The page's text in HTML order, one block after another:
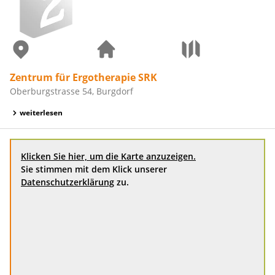
Zentrum für Ergotherapie SRK
Oberburgstrasse 54, Burgdorf
weiterlesen
Klicken Sie hier, um die Karte anzuzeigen.
Sie stimmen mit dem Klick unserer
Datenschutzerklärung zu.